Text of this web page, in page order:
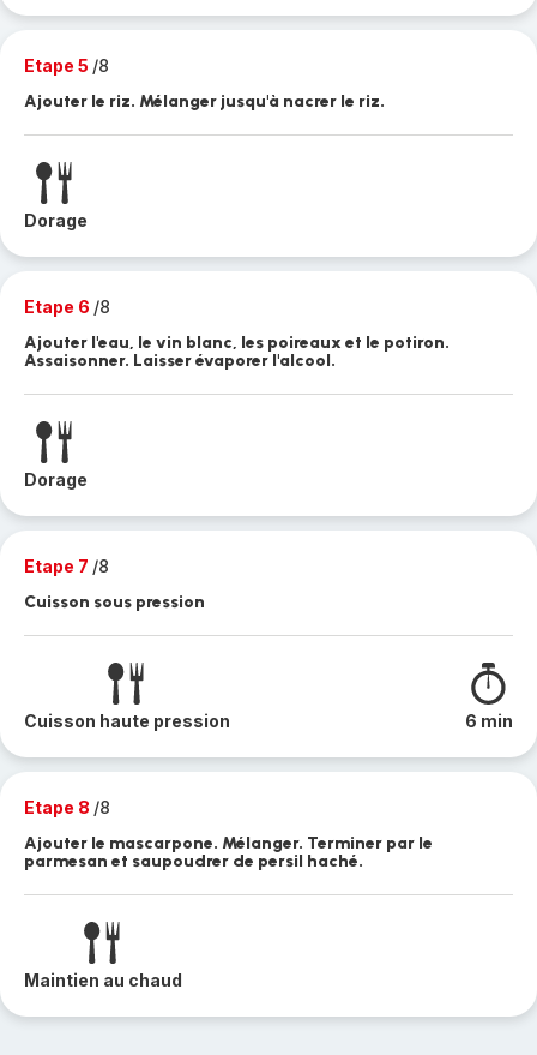
Etape 5 /8
Ajouter le riz. Mélanger jusqu'à nacrer le riz.
Dorage
Etape 6 /8
Ajouter l'eau, le vin blanc, les poireaux et le potiron.
Assaisonner. Laisser évaporer l'alcool.
Dorage
Etape 7 /8
Cuisson sous pression
Cuisson haute pression 6 min
Etape 8 /8
Ajouter le mascarpone. Mélanger. Terminer par le
parmesan et saupoudrer de persil haché.
Maintien au chaud